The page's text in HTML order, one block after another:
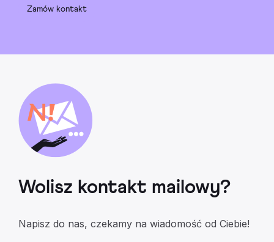
Zamów kontakt
Wolisz kontakt mailowy?
Napisz do nas, czekamy na wiadomość od Ciebie!